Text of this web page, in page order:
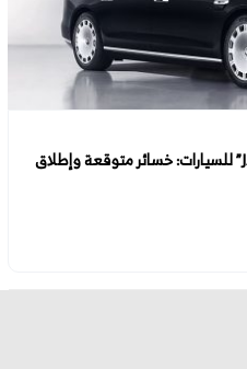
نظرة على أداء وأخبار شركة جاك “JAC” للسيارات: خسائر متوقعة وإطلاق